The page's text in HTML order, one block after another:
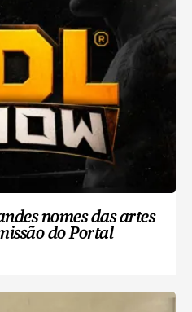
nomes das artes
do Portal